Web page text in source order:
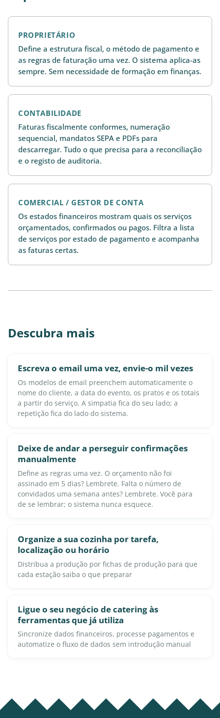
PROPRIETÁRIO
Define a estrutura fiscal, o método de pagamento e
as regras de faturação uma vez. O sistema aplica-as
sempre. Sem necessidade de formação em finanças.
CONTABILIDADE
Faturas fiscalmente conformes, numeração
sequencial, mandatos SEPA e PDFs para
descarregar. Tudo o que precisa para a reconciliação
e o registo de auditoria.
COMERCIAL / GESTOR DE CONTA
Os estados financeiros mostram quais os serviços
orçamentados, confirmados ou pagos. Filtra a lista
de serviços por estado de pagamento e acompanha
as faturas certas.
Descubra mais
Escreva o email uma vez, envie-o mil vezes
Os modelos de email preenchem automaticamente o
nome do cliente, a data do evento, os pratos e os totais
a partir do serviço. A simpatia fica do seu lado; a
repetição fica do lado do sistema.
Deixe de andar a perseguir confirmações
manualmente
Define as regras uma vez. O orçamento não foi
assinado em 5 dias? Lembrete. Falta o número de
convidados uma semana antes? Lembrete. Você para
de se lembrar; o sistema nunca esquece.
Organize a sua cozinha por tarefa,
localização ou horário
Distribua a produção por fichas de produção para que
cada estação saiba o que preparar
Ligue o seu negócio de catering às
ferramentas que já utiliza
Sincronize dados financeiros, processe pagamentos e
automatize o fluxo de dados sem introdução manual